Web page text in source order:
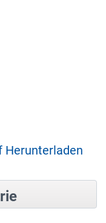
Herunterladen